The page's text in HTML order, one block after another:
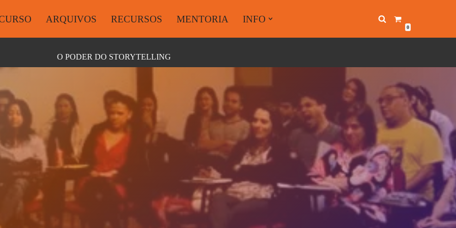
ARQUIVOS RECURSOS MENTORIA INFO
0
O PODER DO STORYTELLING